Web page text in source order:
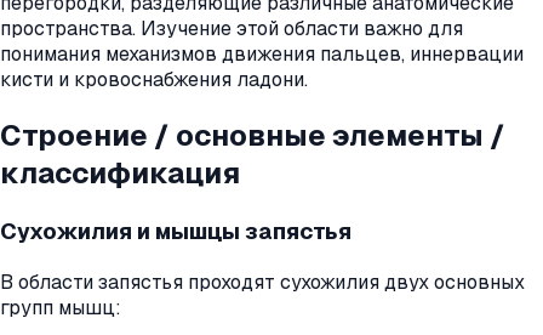
пространства. Изучение этой области важно для
понимания механизмов движения пальцев, иннервации
кисти и кровоснабжения ладони.
Строение / основные элементы /
классификация
Сухожилия и мышцы запястья
В области запястья проходят сухожилия двух основных
групп мышц: